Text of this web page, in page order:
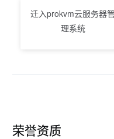
迁入prokvm云服务器管
理系统
荣誉资质